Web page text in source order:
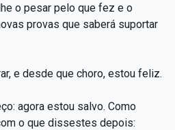
o pesar pelo que fez e o
provas que saberá suportar
e desde que choro, estou feliz.
agora estou salvo. Como
o que dissestes depois: